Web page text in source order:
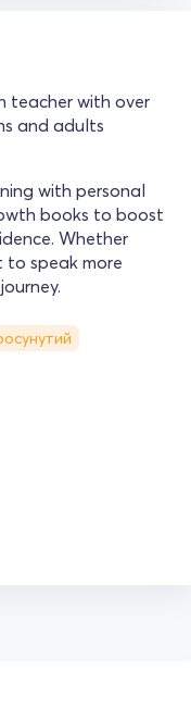
teacher with over
and adults
with personal
books to boost
Whether
to speak more